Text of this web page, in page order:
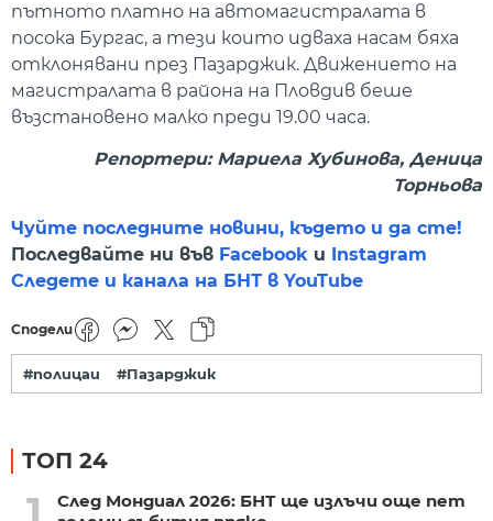
пътното платно на автомагистралата в
посока Бургас, а тези които идваха насам бяха
отклонявани през Пазарджик. Движението на
магистралата в района на Пловдив беше
възстановено малко преди 19.00 часа.
Репортери: Мариела Хубинова, Деница
Торньова
Чуйте последните новини, където и да сте!
Последвайте ни във Facebook и Instagram
Следете и канала на БНТ в YouTube
Сподели
#полицаи #Пазарджик
ТОП 24
След Мондиал 2026: БНТ ще излъчи още пет